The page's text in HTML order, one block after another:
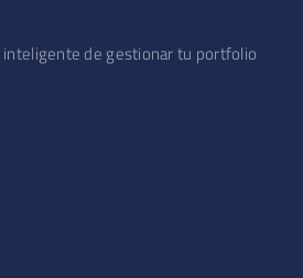
inteligente de gestionar tu portfolio